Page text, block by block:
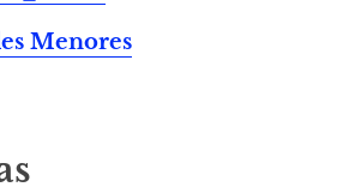
Menores